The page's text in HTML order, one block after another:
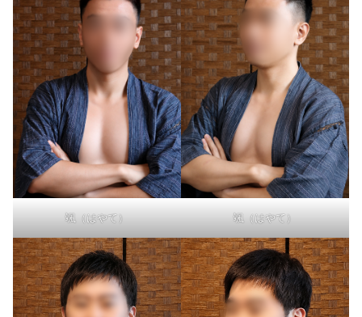
颯（はやて） 颯（はやて）